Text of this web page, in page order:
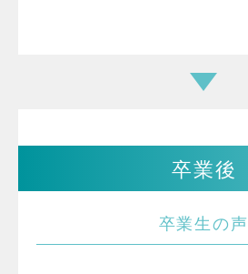
卒業後
卒業生の声